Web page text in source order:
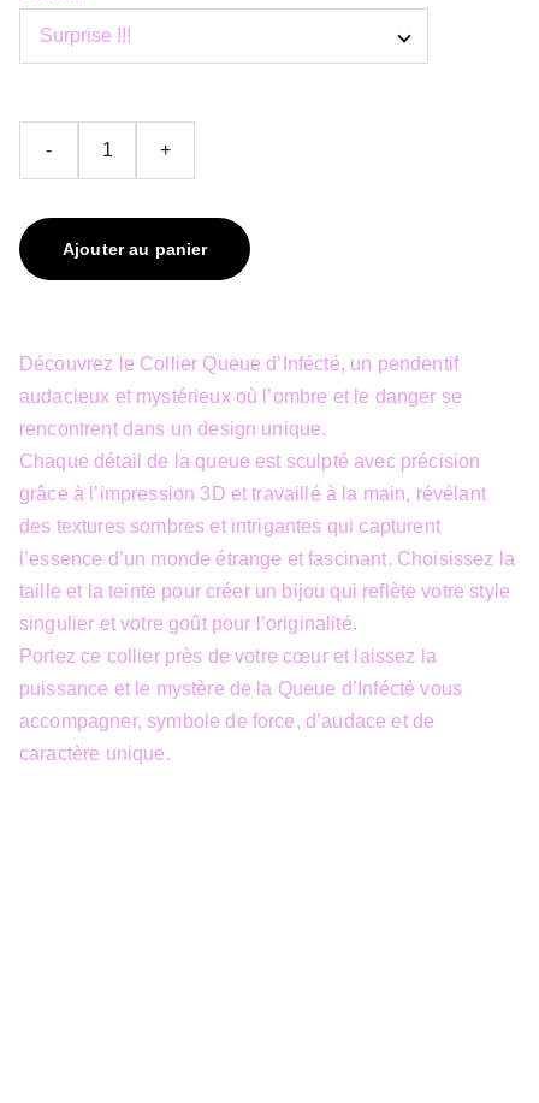
- +
Ajouter au panier
Découvrez le Collier Queue d’Infécté, un pendentif
audacieux et mystérieux où l’ombre et le danger se
rencontrent dans un design unique.
Chaque détail de la queue est sculpté avec précision
grâce à l’impression 3D et travaillé à la main, révélant
des textures sombres et intrigantes qui capturent
l’essence d’un monde étrange et fascinant. Choisissez la
taille et la teinte pour créer un bijou qui reflète votre style
singulier et votre goût pour l’originalité.
Portez ce collier près de votre cœur et laissez la
puissance et le mystère de la Queue d’Infécté vous
accompagner, symbole de force, d’audace et de
caractère unique.